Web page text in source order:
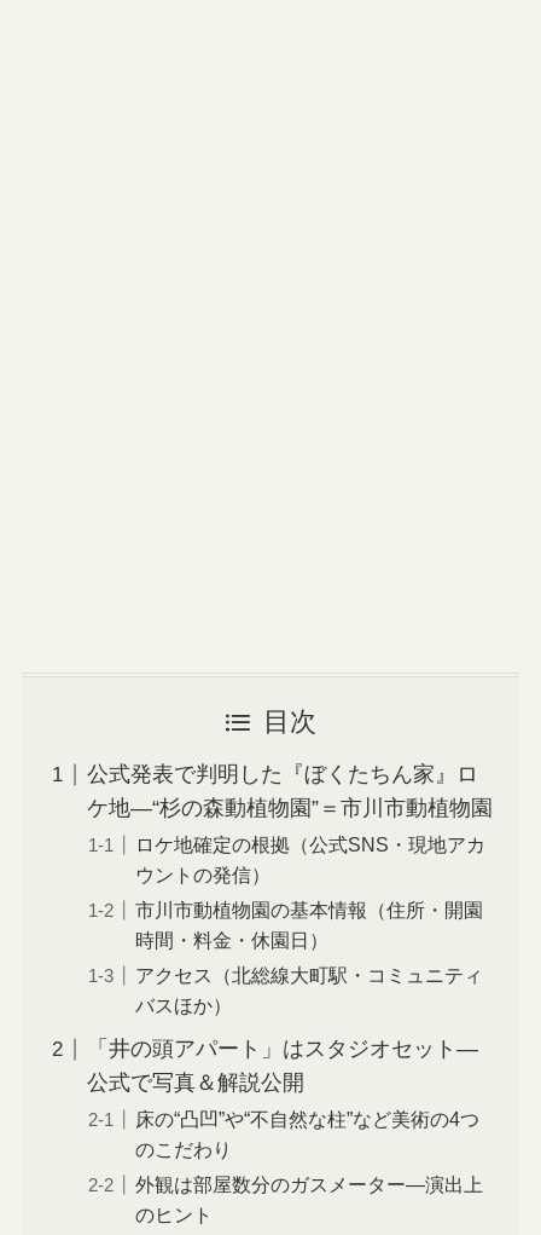
目次
公式発表で判明した『ぼくたちん家』ロ
ケ地—“杉の森動植物園”＝市川市動植物園
ロケ地確定の根拠（公式SNS・現地アカ
ウントの発信）
市川市動植物園の基本情報（住所・開園
時間・料金・休園日）
アクセス（北総線大町駅・コミュニティ
バスほか）
「井の頭アパート」はスタジオセット—
公式で写真＆解説公開
床の“凸凹”や“不自然な柱”など美術の4つ
のこだわり
外観は部屋数分のガスメーター—演出上
のヒント